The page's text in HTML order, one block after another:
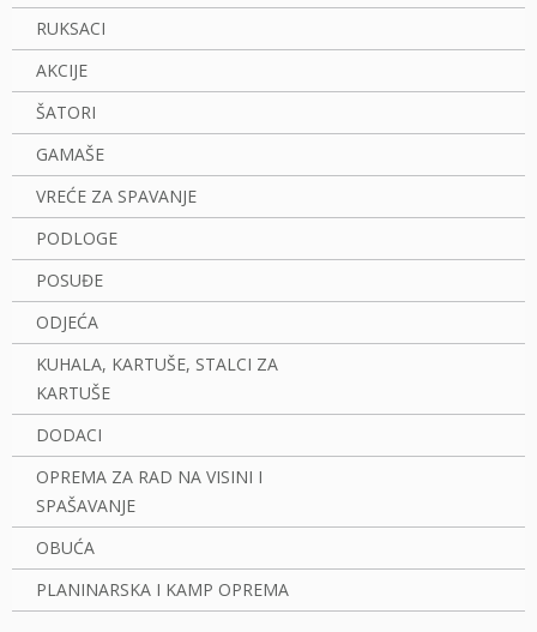
RUKSACI
AKCIJE
ŠATORI
GAMAŠE
VREĆE ZA SPAVANJE
PODLOGE
POSUĐE
ODJEĆA
KUHALA, KARTUŠE, STALCI ZA
KARTUŠE
DODACI
OPREMA ZA RAD NA VISINI I
SPAŠAVANJE
OBUĆA
PLANINARSKA I KAMP OPREMA